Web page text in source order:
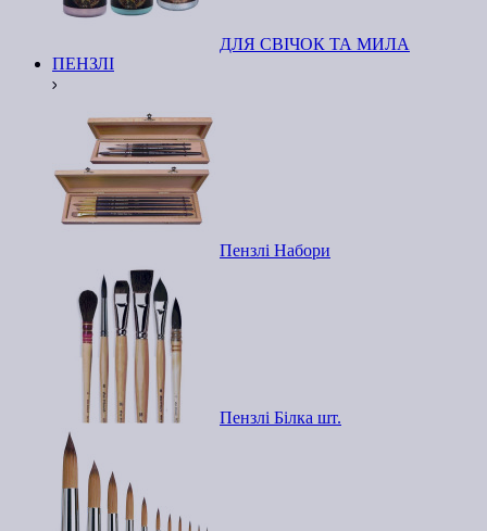
ДЛЯ СВІЧОК ТА МИЛА
ПЕНЗЛІ
Пензлі Набори
Пензлі Білка шт.